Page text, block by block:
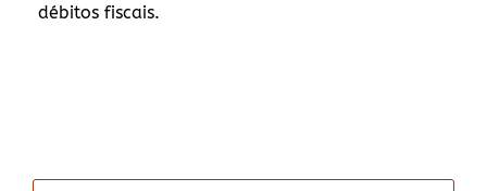
débitos fiscais.